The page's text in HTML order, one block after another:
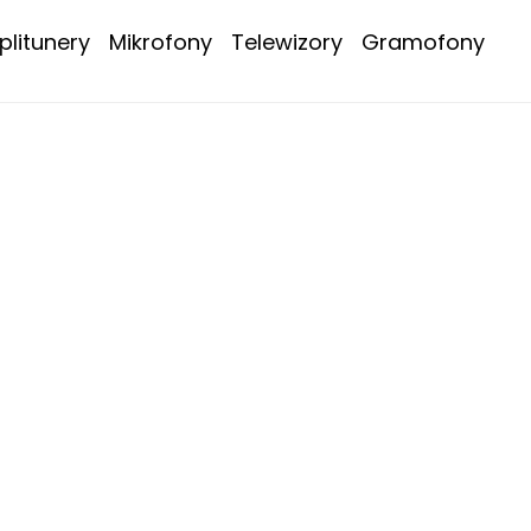
Mikrofony Telewizory Gramofony